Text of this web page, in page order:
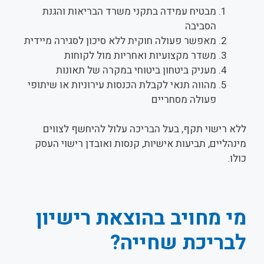
מבטיח עמידה בתקני משרד הבריאות והגנת
הסביבה
מאפשר פעולה חוקית ללא סיכון לסגירה מיידית
משדר מקצועיות ואחריות מול לקוחות
מעניק ביטחון ביטוחי במקרה של תאונות
מהווה תנאי לקבלת הכנסות עירוניות או שיתופי
פעולה מסחריים
ללא רישוי תקף, בעל הבריכה עלול להיחשף לצווים
מינהליים, תביעות אישיות, קנסות ואובדן רישוי העסק
כולו.
מי מחויב בהוצאת רישיון
לבריכת שחייה?